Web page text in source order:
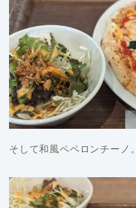
そして和風ペペロンチーノ。